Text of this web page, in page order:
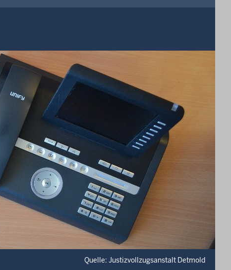
Quelle: Justizvollzugsanstalt Detmold